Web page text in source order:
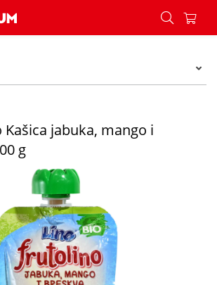
Frutolino Kašica jabuka, mango i breskva
jabuka, mango i
g